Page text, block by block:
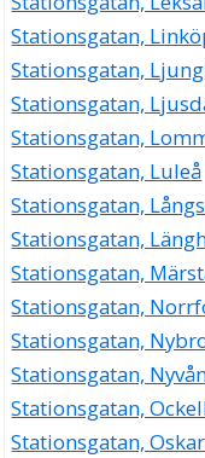
Stationsgatan,
Stationsgatan,
Stationsgatan,
Stationsgatan,
Stationsgatan, Luleå
Stationsgatan,
Stationsgatan,
Stationsgatan,
Stationsgatan,
Stationsgatan,
Stationsgatan,
Stationsgatan,
Stationsgatan,